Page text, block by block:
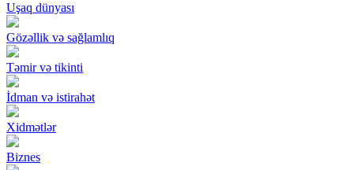
Uşaq dünyası
Gözəllik və sağlamlıq
Təmir və tikinti
İdman və istirahət
Xidmətlər
Biznes